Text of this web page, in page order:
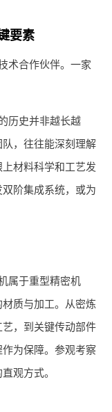
要素
术合作伙伴。一家
历史并非越长越
，往往能深刻理解
材料科学和工艺发
阶集成系统，或为
属于重型精密机
质与加工。从密炼
，到关键传动部件
为保障。参观考察
观方式。